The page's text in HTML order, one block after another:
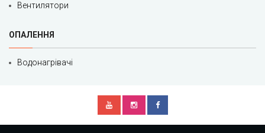
Вентилятори
ОПАЛЕННЯ
Водонагрівачі